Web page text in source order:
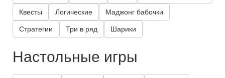
Квесты Логические Маджонг бабочки
Стратегии Три в ряд Шарики
Настольные игры